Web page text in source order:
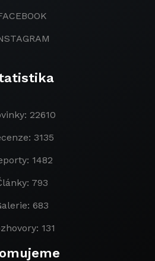
22610
3135
1482
793
683
131